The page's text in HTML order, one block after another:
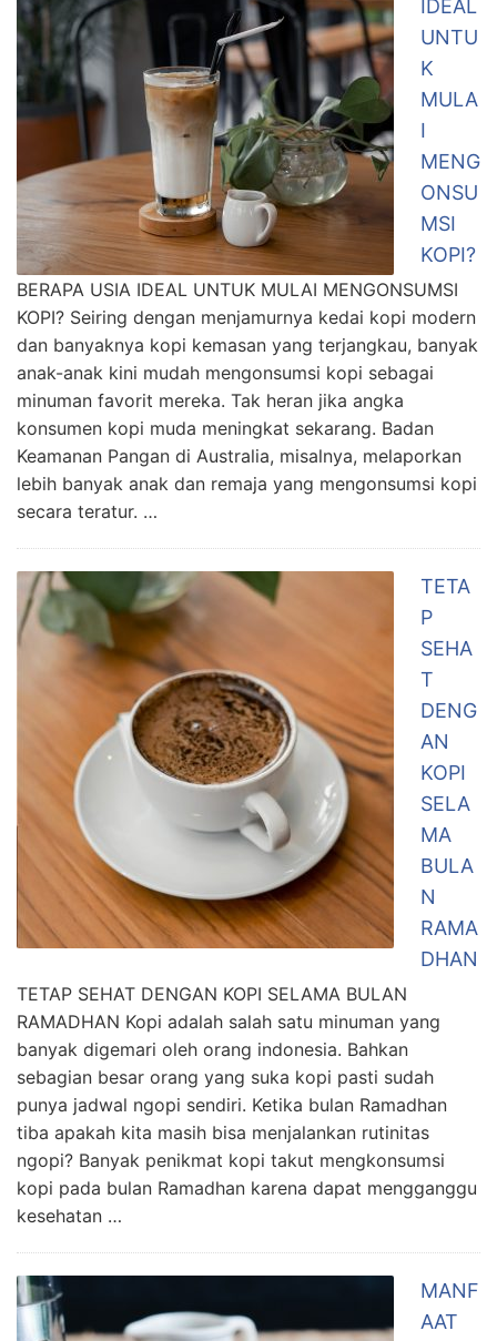
IDEAL
UNTU
K
MULA
I
MENG
ONSU
MSI
KOPI?
BERAPA USIA IDEAL UNTUK MULAI MENGONSUMSI
KOPI? Seiring dengan menjamurnya kedai kopi modern
dan banyaknya kopi kemasan yang terjangkau, banyak
anak-anak kini mudah mengonsumsi kopi sebagai
minuman favorit mereka. Tak heran jika angka
konsumen kopi muda meningkat sekarang. Badan
Keamanan Pangan di Australia, misalnya, melaporkan
lebih banyak anak dan remaja yang mengonsumsi kopi
secara teratur. …
TETA
P
SEHA
T
DENG
AN
KOPI
SELA
MA
BULA
N
RAMA
DHAN
TETAP SEHAT DENGAN KOPI SELAMA BULAN
RAMADHAN Kopi adalah salah satu minuman yang
banyak digemari oleh orang indonesia. Bahkan
sebagian besar orang yang suka kopi pasti sudah
punya jadwal ngopi sendiri. Ketika bulan Ramadhan
tiba apakah kita masih bisa menjalankan rutinitas
ngopi? Banyak penikmat kopi takut mengkonsumsi
kopi pada bulan Ramadhan karena dapat mengganggu
kesehatan …
MANF
AAT